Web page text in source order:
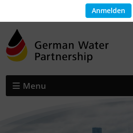
Anmelden
Menu